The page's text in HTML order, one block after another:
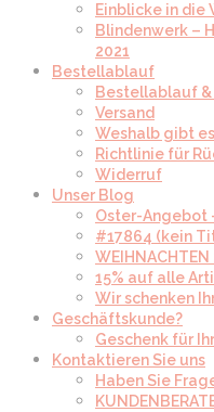
Einblicke in die
Blindenwerk –
2021
Bestellablauf
Bestellablauf
Versand
Weshalb gibt
Richtlinie für
Widerruf
Unser Blog
Oster-Angebot
#17864 (kein
WEIHNACHTEN
15% auf alle
Wir schenken
Geschäftskunde?
Geschenk für
Kontaktieren Sie uns
Haben Sie